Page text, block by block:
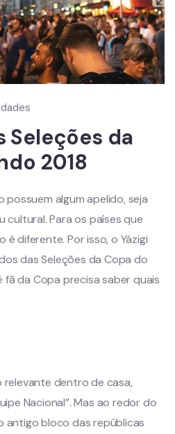
Seleções da
2018
algum apelido, seja
cultural. Para os países que
é diferente. Por isso, o Yázigi
das Seleções da Copa do
fã da Copa precisa saber quais
dentro de casa,
Nacional”. Mas ao redor do
antigo bloco das repúblicas